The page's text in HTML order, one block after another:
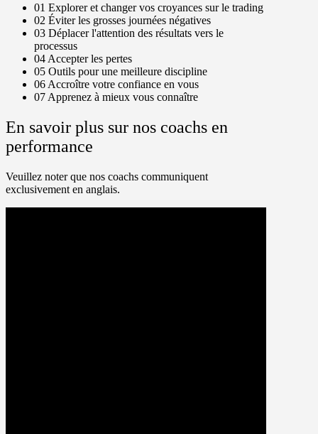
01 Explorer et changer vos croyances sur le trading
02 Éviter les grosses journées négatives
03 Déplacer l'attention des résultats vers le
processus
04 Accepter les pertes
05 Outils pour une meilleure discipline
06 Accroître votre confiance en vous
07 Apprenez à mieux vous connaître
En savoir plus sur nos coachs en
performance
Veuillez noter que nos coachs communiquent
exclusivement en anglais.